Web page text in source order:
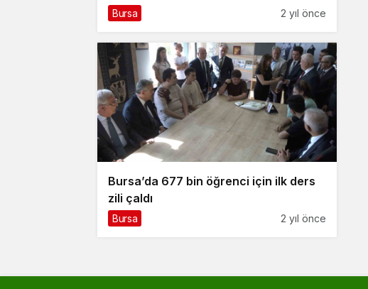
Bursa 2 yıl önce
Bursa’da 677 bin öğrenci için ilk ders
zili çaldı
Bursa 2 yıl önce